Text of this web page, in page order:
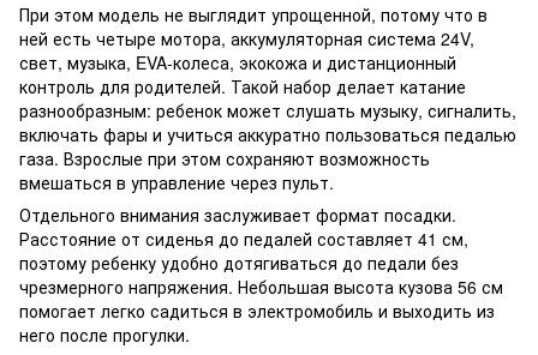
При этом модель не выглядит упрощенной, потому что в
ней есть четыре мотора, аккумуляторная система 24V,
свет, музыка, EVA-колеса, экокожа и дистанционный
контроль для родителей. Такой набор делает катание
разнообразным: ребенок может слушать музыку, сигналить,
включать фары и учиться аккуратно пользоваться педалью
газа. Взрослые при этом сохраняют возможность
вмешаться в управление через пульт.
Отдельного внимания заслуживает формат посадки.
Расстояние от сиденья до педалей составляет 41 см,
поэтому ребенку удобно дотягиваться до педали без
чрезмерного напряжения. Небольшая высота кузова 56 см
помогает легко садиться в электромобиль и выходить из
него после прогулки.